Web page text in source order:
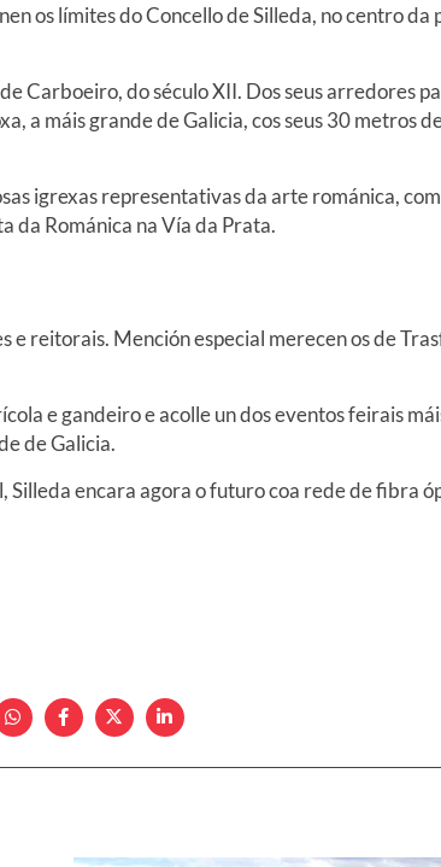
os límites do Concello de Silleda, no centro da
Carboeiro, do século XII. Dos seus arredores
a máis grande de Galicia, cos seus 30 metros
igrexas representativas da arte románica,
da Románica na Vía da Prata.
e reitorais. Mención especial merecen os de
e gandeiro e acolle un dos eventos feirais
de Galicia.
Silleda encara agora o futuro coa rede de fibra